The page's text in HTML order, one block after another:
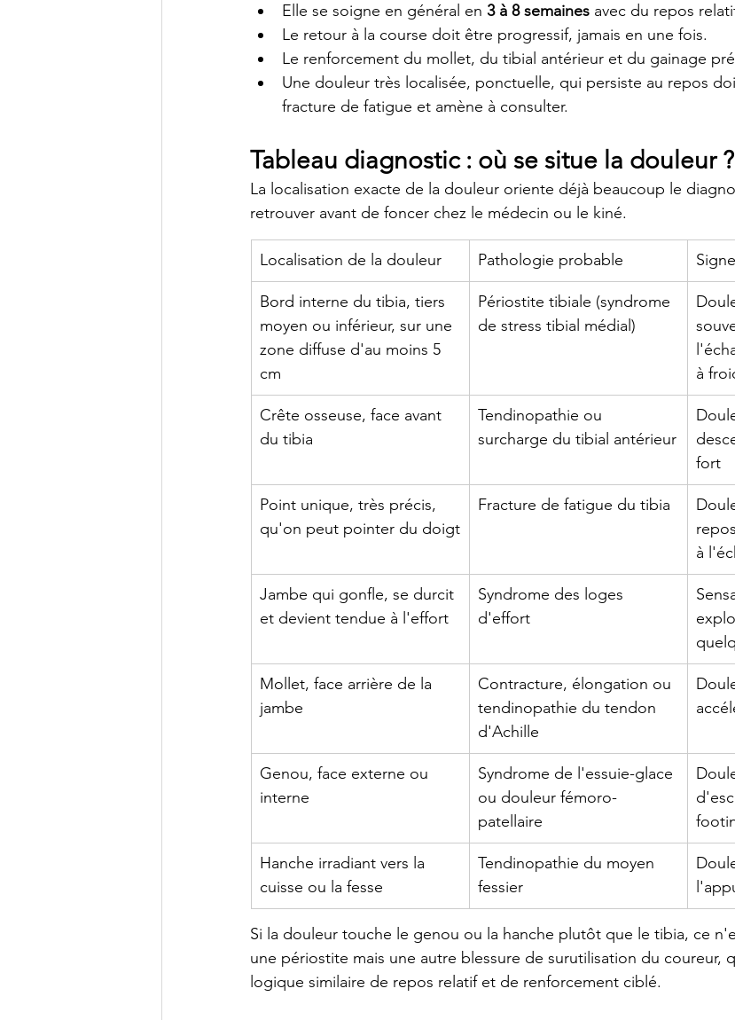
Elle se soigne en général en 3 à 8 semaines avec du repos
Le retour à la course doit être progressif, jamais en une fois.
Le renforcement du mollet, du tibial antérieur et du gainage
Une douleur très localisée, ponctuelle, qui persiste au repos
fracture de fatigue et amène à consulter.
Tableau diagnostic : où se situe la douleur ?
La localisation exacte de la douleur oriente déjà beaucoup le
retrouver avant de foncer chez le médecin ou le kiné.
Localisation de la douleur Pathologie probable
Bord interne du tibia, tiers
moyen ou inférieur, sur une
zone diffuse d'au moins 5
cm
Périostite tibiale (syndrome
de stress tibial médial)
à
Crête osseuse, face avant
du tibia
Tendinopathie ou
surcharge du tibial antérieur
fort
Point unique, très précis,
qu'on peut pointer du doigt
Fracture de fatigue du tibia
à
Jambe qui gonfle, se durcit
et devient tendue à l'effort
Syndrome des loges
d'effort
Mollet, face arrière de la
jambe
Contracture, élongation ou
tendinopathie du tendon
d'Achille
Genou, face externe ou
interne
Syndrome de l'essuie-glace
ou douleur fémoro-
patellaire
Hanche irradiant vers la
cuisse ou la fesse
Tendinopathie du moyen
fessier
Si la douleur touche le genou ou la hanche plutôt que le tibia, ce
une périostite mais une autre blessure de surutilisation du coureur,
logique similaire de repos relatif et de renforcement ciblé.